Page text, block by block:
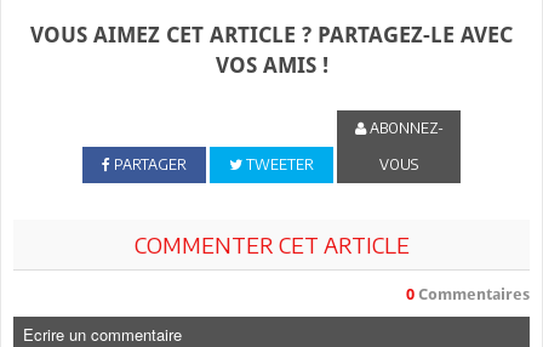
VOUS AIMEZ CET ARTICLE ? PARTAGEZ-LE AVEC
VOS AMIS !
PARTAGER TWEETER
ABONNEZ-
VOUS
COMMENTER CET ARTICLE
0 Commentaires
Ecrire un commentaire